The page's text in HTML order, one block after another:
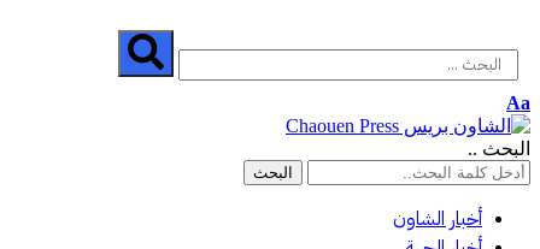
Aa
البحث ..
أخبار الشاون